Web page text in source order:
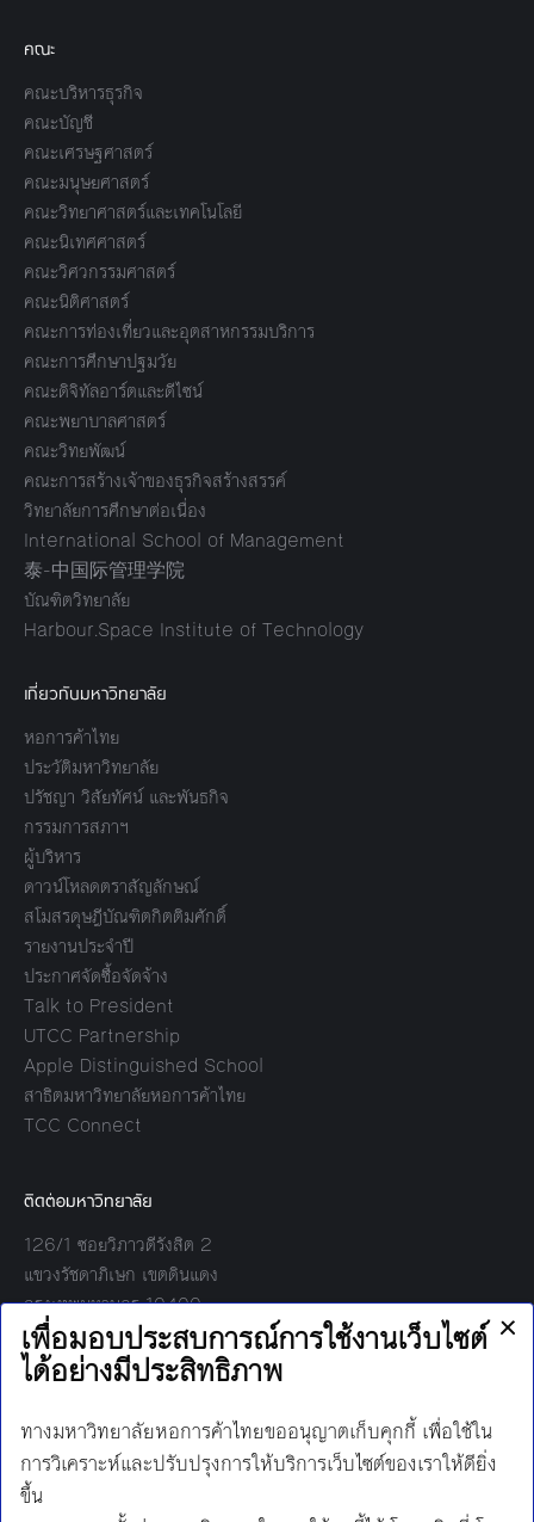
คณะ
คณะบริหารธุรกิจ
คณะบัญชี
คณะเศรษฐศาสตร์
คณะมนุษยศาสตร์
คณะวิทยาศาสตร์และเทคโนโลยี
คณะนิเทศศาสตร์
คณะวิศวกรรมศาสตร์
คณะนิติศาสตร์
คณะการท่องเที่ยวและอุตสาหกรรมบริการ
คณะการศึกษาปฐมวัย
คณะดิจิทัลอาร์ตและดีไซน์
คณะพยาบาลศาสตร์
คณะวิทยพัฒน์
คณะการสร้างเจ้าของธุรกิจสร้างสรรค์
วิทยาลัยการศึกษาต่อเนื่อง
International School of Management
泰-中国际管理学院
บัณฑิตวิทยาลัย
Harbour.Space Institute of Technology
เกี่ยวกับมหาวิทยาลัย
หอการค้าไทย
ประวัติมหาวิทยาลัย
ปรัชญา วิสัยทัศน์ และพันธกิจ
กรรมการสภาฯ
ผู้บริหาร
ดาวน์โหลดตราสัญลักษณ์
สโมสรดุษฎีบัณฑิตกิตติมศักดิ์
รายงานประจำปี
ประกาศจัดซื้อจัดจ้าง
Talk to President
UTCC Partnership
Apple Distinguished School
สาธิตมหาวิทยาลัยหอการค้าไทย
TCC Connect
ติดต่อมหาวิทยาลัย
126/1 ซอยวิภาวดีรังสิต 2
แขวงรัชดาภิเษก เขตดินแดง
กรุงเทพมหานคร 10400
โทร:
02-697-6000
เวลาทำการ:
8.30 - 17.00
Find us on: